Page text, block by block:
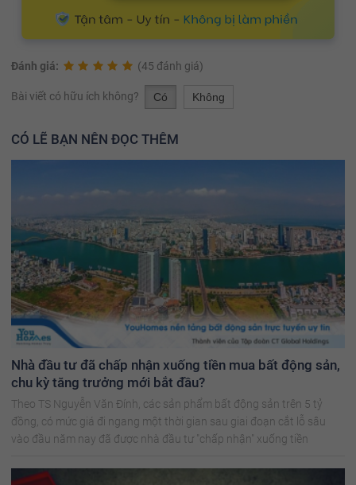
Đánh giá: (45 đánh giá)
Bài viết có hữu ích không? Có Không
CÓ LẼ BẠN NÊN ĐỌC THÊM
Nhà đầu tư đã chấp nhận xuống tiền mua bất động sản,
chu kỳ tăng trưởng mới bắt đầu?
Theo TS Nguyễn Văn Đính, các sản phẩm bất động sản trên 5 tỷ
đồng, có mức giá đi ngang một thời gian sau giai đoạn cắt lỗ sâu
vào đầu năm nay đã được nhà đầu tư "chấp nhận" xuống tiền